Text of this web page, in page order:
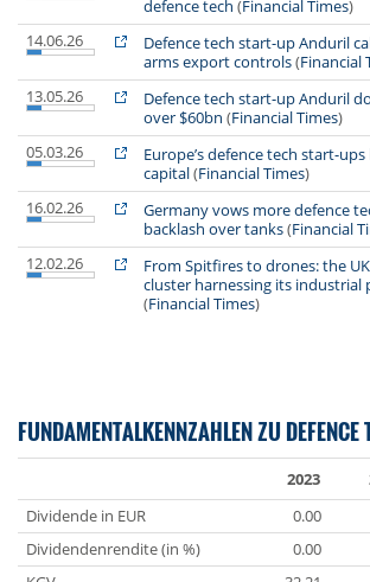
defence tech (Financial Times)
14.06.26
Defence tech start-up Anduril
arms export controls(Financial
13.05.26
Defence tech start-up Anduril
over $60bn (Financial Times)
05.03.26
Europe’s defence tech start-
capital(Financial Times)
16.02.26
Germany vows more defence
backlash over tanks(Financial
12.02.26
From Spitfires to drones: the
cluster harnessing its industrial
(Financial Times)
FUNDAMENTALKENNZAHLEN ZU DEFENCE
2023
Dividende in EUR
0.00
Dividendenrendite (in %)
0.00